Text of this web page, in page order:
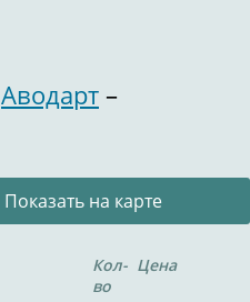
Аводарт –
Показать на карте
Кол-
во
Цена